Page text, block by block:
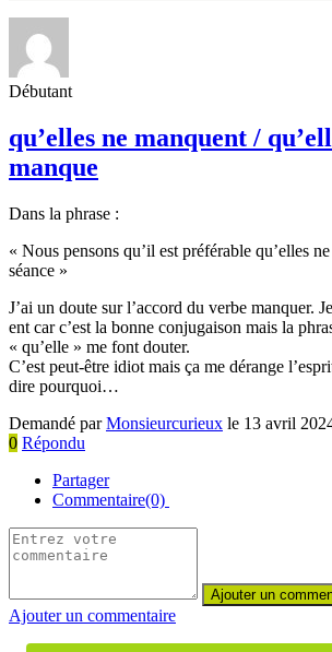
Débutant
qu’elles ne manquent /
manque
Dans la phrase :
« Nous pensons qu’il est préférable qu’elles
séance »
J’ai un doute sur l’accord du verbe manquer.
ent car c’est la bonne conjugaison mais la
« qu’elle » me font douter.
C’est peut-être idiot mais ça me dérange
dire pourquoi…
Demandé parMonsieurcurieux le 13 avril
0 Répondu
Partager
Commentaire(0)
Ajouter un commentaire